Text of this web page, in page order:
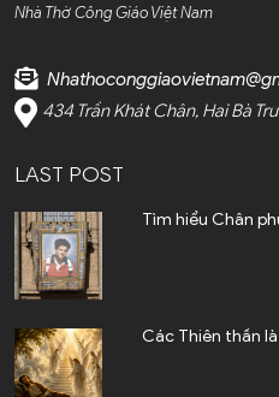
Cần Thơ (2)
Đắk Lắk (4)
Đắk Nông (2)
Đồng Nai (23)
Nhà Thờ Công Giáo Việt Nam
434 Trần Khát Chân, Hai Bà
LAST POST
Tìm hiểu Chân
Các Thiên thần